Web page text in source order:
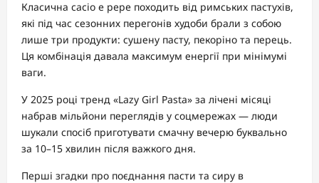
Класична cacio e pepe походить від римських пастухів,
які під час сезонних перегонів худоби брали з собою
лише три продукти: сушену пасту, пекоріно та перець.
Ця комбінація давала максимум енергії при мінімумі
ваги.
У 2025 році тренд «Lazy Girl Pasta» за лічені місяці
набрав мільйони переглядів у соцмережах — люди
шукали спосіб приготувати смачну вечерю буквально
за 10–15 хвилин після важкого дня.
Перші згадки про поєднання пасти та сиру в